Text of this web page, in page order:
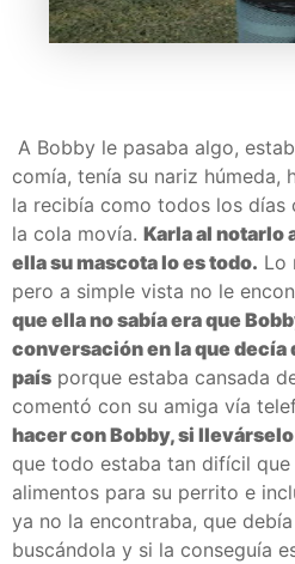
A Bobby le pasaba algo,
comía, tenía su nariz húmeda,
la recibía como todos los días
la cola movía. Karla al notarlo
ella su mascota lo es todo. Lo
pero a simple vista no le
que ella no sabía era que
conversación en la que decía
país porque estaba cansada
comentó con su amiga vía
hacer con Bobby, si
que todo estaba tan difícil
alimentos para su perrito e
ya no la encontraba, que
buscándola y si la conseguía